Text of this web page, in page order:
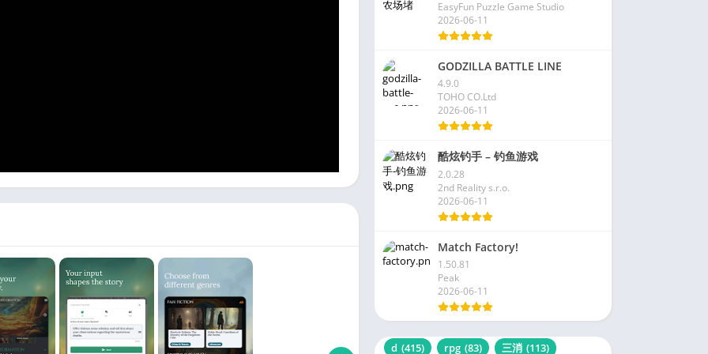
EasyFun Puzzle Game Studio
2026-06-11
GODZILLA BATTLE LINE
4.9.0
TOHO CO.Ltd
2026-06-11
酷炫钓手 – 钓鱼游戏
2.0.28
2nd Reality s.r.o.
2026-06-11
Match Factory!
1.50.81
Peak
2026-06-11
d (415) rpg (83) 三消 (113)